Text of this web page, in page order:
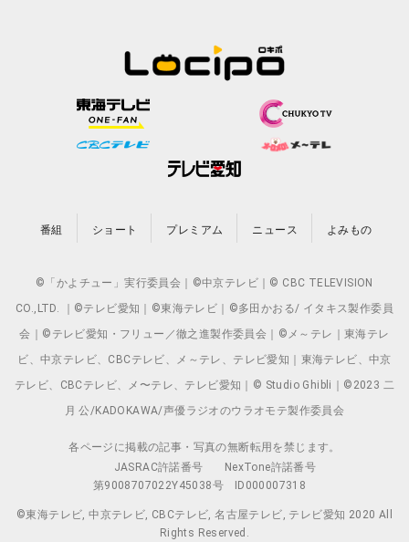
番組 ショート プレミアム ニュース よみもの
©「かよチュー」実行委員会｜©中京テレビ｜© CBC TELEVISION
CO.,LTD. ｜©テレビ愛知｜©東海テレビ｜©多田かおる/ イタキス製作委員
会｜©テレビ愛知・フリュー／徹之進製作委員会｜©メ～テレ｜東海テレ
ビ、中京テレビ、CBCテレビ、メ～テレ、テレビ愛知｜東海テレビ、中京
テレビ、CBCテレビ、メ〜テレ、テレビ愛知｜© Studio Ghibli｜©2023 二
月 公/KADOKAWA/声優ラジオのウラオモテ製作委員会
各ページに掲載の記事・写真の無断転用を禁じます。
JASRAC許諾番号
NexTone許諾番号
第9008707022Y45038号
ID000007318
©東海テレビ, 中京テレビ, CBCテレビ, 名古屋テレビ, テレビ愛知 2020 All
Rights Reserved.